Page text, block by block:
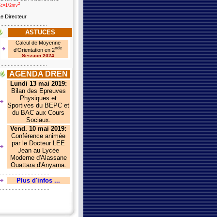
2mv2
Directeur
ASTUCES
Calcul de Moyenne
d'Orientation en 2nde
Session 2024
AGENDA DREN
Lundi 13 mai 2019:
Bilan des Epreuves
Physiques et
Sportives du BEPC et
du BAC aux Cours
Sociaux.
Vend. 10 mai 2019:
Conférence animée
par le Docteur LEE
Jean au Lycée
Moderne d'Alassane
Ouattara d'Anyama.
Plus d'infos ...